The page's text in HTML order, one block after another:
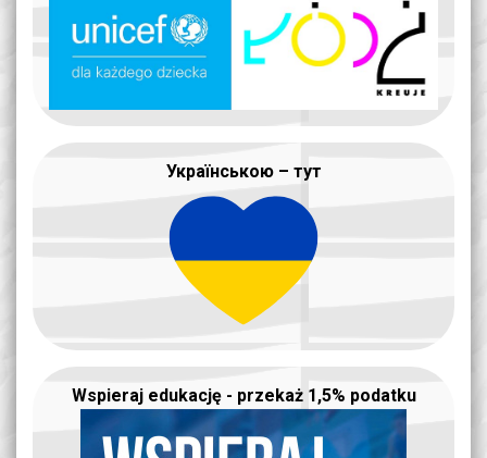
Українською – тут
Wspieraj edukację - przekaż 1,5% podatku